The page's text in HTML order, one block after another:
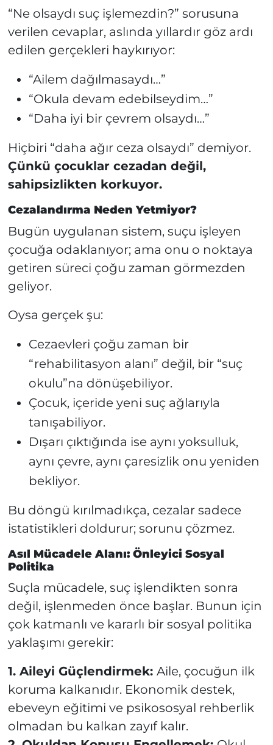
“Ne olsaydı suç işlemezdin?” sorusuna
verilen cevaplar, aslında yıllardır göz ardı
edilen gerçekleri haykırıyor:
“Ailem dağılmasaydı…”
“Okula devam edebilseydim…”
“Daha iyi bir çevrem olsaydı…”
Hiçbiri “daha ağır ceza olsaydı” demiyor.
Çünkü çocuklar cezadan değil,
sahipsizlikten korkuyor.
Cezalandırma Neden Yetmiyor?
Bugün uygulanan sistem, suçu işleyen
çocuğa odaklanıyor; ama onu o noktaya
getiren süreci çoğu zaman görmezden
geliyor.
Oysa gerçek şu:
Cezaevleri çoğu zaman bir
“rehabilitasyon alanı” değil, bir “suç
okulu”na dönüşebiliyor.
Çocuk, içeride yeni suç ağlarıyla
tanışabiliyor.
Dışarı çıktığında ise aynı yoksulluk,
aynı çevre, aynı çaresizlik onu yeniden
bekliyor.
Bu döngü kırılmadıkça, cezalar sadece
istatistikleri doldurur; sorunu çözmez.
Asıl Mücadele Alanı: Önleyici Sosyal
Politika
Suçla mücadele, suç işlendikten sonra
değil, işlenmeden önce başlar. Bunun için
çok katmanlı ve kararlı bir sosyal politika
yaklaşımı gerekir:
1. Aileyi Güçlendirmek: Aile, çocuğun ilk
koruma kalkanıdır. Ekonomik destek,
ebeveyn eğitimi ve psikososyal rehberlik
olmadan bu kalkan zayıf kalır.